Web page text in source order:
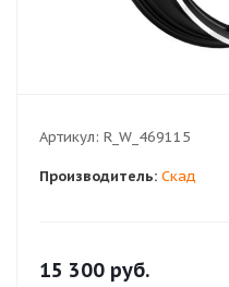
Артикул: R_W_469115
Производитель: Скад
15 300 руб.